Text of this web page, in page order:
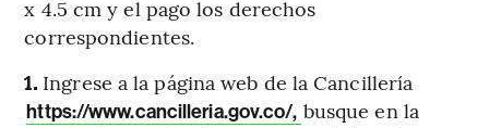
x 4.5 cm y el pago los derechos
correspondientes.
1. Ingrese a la página web de la Cancillería
https://www.cancilleria.gov.co/, busque en la